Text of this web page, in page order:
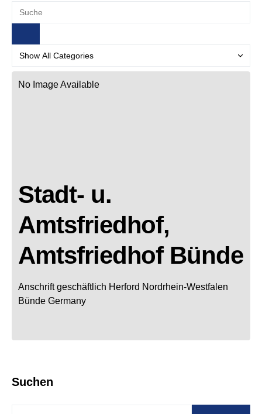
No Image Available
Stadt- u.
Amtsfriedhof,
Amtsfriedhof Bünde
Anschrift geschäftlich Herford Nordrhein-Westfalen
Bünde Germany
Suchen